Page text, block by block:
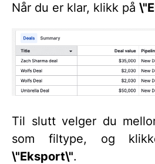
Når du er klar, klikk på
Til slutt velger du
som filtype, og
\"Eksport\".